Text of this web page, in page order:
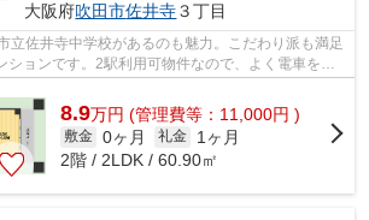
大阪府吹田市佐井寺３丁目
立佐井寺中学校があるのも魅力。こだわり派も満足
ションです。2駅利用可物件なので、よく電車を利
8.9万円 (管理費等：11,000円 )
敷金 0ヶ月 礼金
1ヶ月
2階 / 2LDK / 60.90㎡